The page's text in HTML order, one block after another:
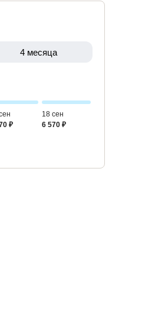
4 месяца
₽
18 сен
6 570 ₽